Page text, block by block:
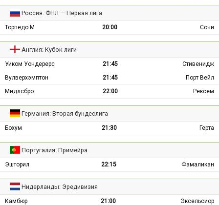
Россия: ФНЛ — Первая лига
Торпедо М 20:00 Сочи
Англия: Кубок лиги
Уиком Уондерерс 21:45
Стивенидж
Вулверхэмптон
21:45
Порт Вейл
Мидлсбро
22:00 Рексем
Германия: Вторая бундеслига
Бохум 21:30 Герта
Португалия: Примейра
Эшторил 22:15 Фамаликан
Нидерланды: Эредивизия
Камбюр 21:00 Эксельсиор